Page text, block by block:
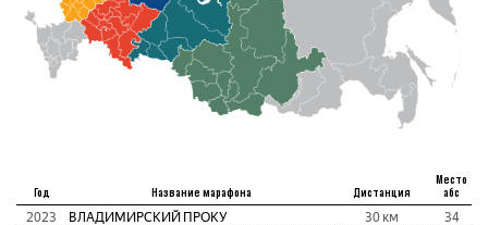
Год Название марафона Дистанция
Место
абс
2023 ВЛАДИМИРСКИЙ ПРОКУ 30 км
34